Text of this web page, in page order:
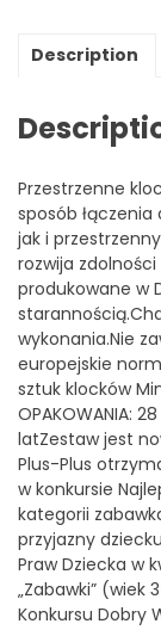
Description
Przestrzenne
sposób
jak i
rozwija
produkowane w
wykonania.Nie
europejskie
sztuk klocków
OPAKOWANIA:
latZestaw jest
Plus-Plus
w konkursie
kategorii
przyjazny
Praw Dziecka w
„Zabawki” (wiek
Konkursu Dobry